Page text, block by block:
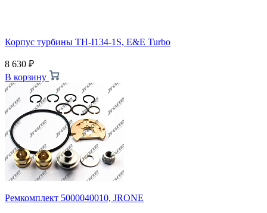
Корпус турбины TH-I134-1S, E&E Turbo
8 630 ₽
В корзину
Ремкомплект 5000040010, JRONE